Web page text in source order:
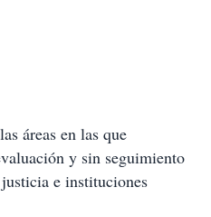
áreas en las que
y sin seguimiento
e instituciones